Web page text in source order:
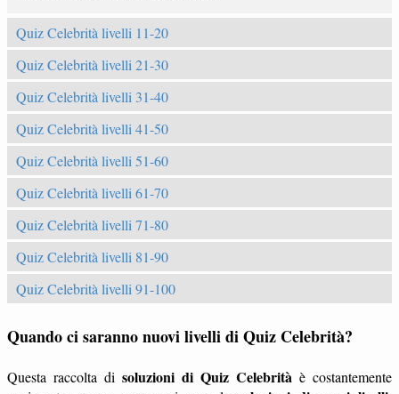
Quiz Celebrità livelli 11-20
Quiz Celebrità livelli 21-30
Quiz Celebrità livelli 31-40
Quiz Celebrità livelli 41-50
Quiz Celebrità livelli 51-60
Quiz Celebrità livelli 61-70
Quiz Celebrità livelli 71-80
Quiz Celebrità livelli 81-90
Quiz Celebrità livelli 91-100
Quando ci saranno nuovi livelli di Quiz Celebrità?
Questa raccolta di soluzioni di Quiz Celebrità è costantemente